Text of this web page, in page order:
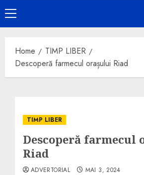
Primary
Menu
Home
TIMP LIBER
Descoperă farmecul orașului Riad
TIMP LIBER
Descoperă farmecul
Riad
ADVERTORIAL MAI 3, 2024